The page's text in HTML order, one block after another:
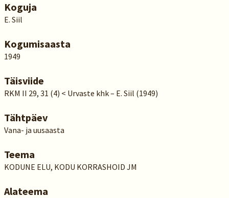
Koguja
E. Siil
Kogumisaasta
1949
Täisviide
RKM II 29, 31 (4) < Urvaste khk – E. Siil (1949)
Tähtpäev
Vana- ja uusaasta
Teema
KODUNE ELU, KODU KORRASHOID JM
Alateema